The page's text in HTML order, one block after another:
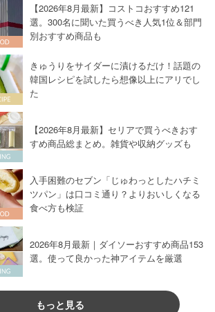
【2026年8月最新】コストコおすすめ121
選。300名に聞いた買うべき人気1位＆部門
別おすすめ商品も
きゅうりをサイダーに漬けるだけ！話題の
韓国レシピを試したら想像以上にアリでし
た
【2026年8月最新】セリアで買うべきおす
すめ商品総まとめ。雑貨や収納グッズも
入手困難のセブン「じゅわっとしたハチミ
ツパン」は口コミ通り？よりおいしくなる
食べ方も検証
2026年8月最新｜ダイソーおすすめ商品153
選。使って良かった神アイテムを厳選
もっと見る